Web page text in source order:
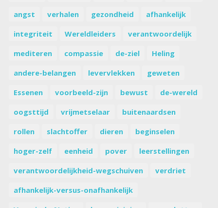
angst
verhalen gezondheid
afhankelijk
integriteit
Wereldleiders
verantwoordelijk
mediteren
compassie de-ziel
Heling
andere-belangen
levervlekken
geweten
Essenen
voorbeeld-zijn bewust
de-wereld
oogsttijd
vrijmetselaar
buitenaardsen
rollen
slachtoffer dieren
beginselen
hoger-zelf
eenheid pover
leerstellingen
verantwoordelijkheid-wegschuiven
verdriet
afhankelijk-versus-onafhankelijk